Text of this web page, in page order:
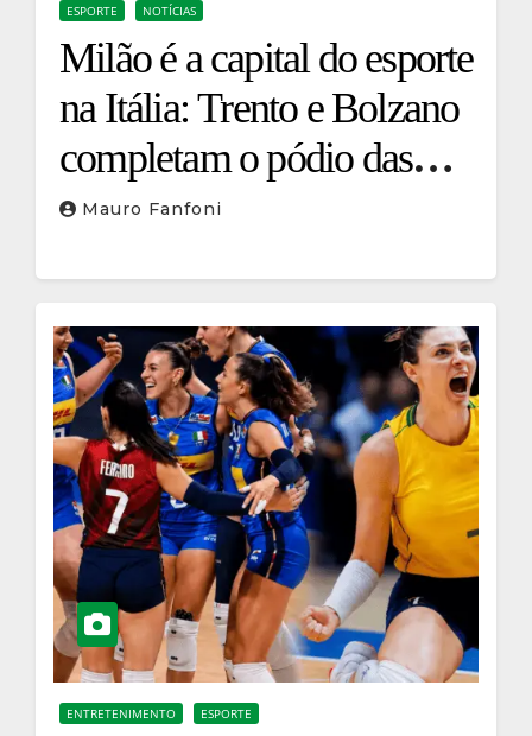
ESPORTE NOTÍCIAS
Milão é a capital do esporte
na Itália: Trento e Bolzano
completam o pódio das
cidades mais esportivas do
Mauro Fanfoni
ENTRETENIMENTO ESPORTE